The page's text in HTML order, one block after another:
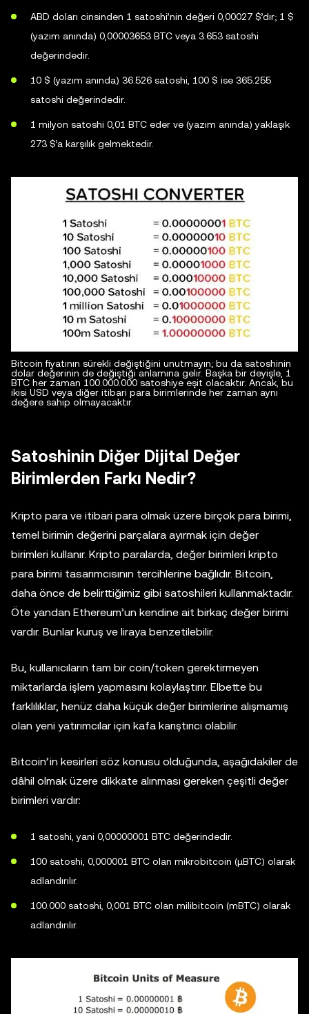
ABD doları cinsinden 1 satoshi’nin değeri 0,00027 $’dır; 1 $
(yazım anında) 0,00003653 BTC veya 3.653 satoshi
değerindedir.
10 $ (yazım anında) 36.526 satoshi, 100 $ ise 365.255
satoshi değerindedir.
1 milyon satoshi 0,01 BTC eder ve (yazım anında) yaklaşık
273 $’a karşılık gelmektedir.
Bitcoin fiyatının sürekli değiştiğini unutmayın; bu da satoshinin
dolar değerinin de değiştiği anlamına gelir. Başka bir deyişle, 1
BTC her zaman 100.000.000 satoshiye eşit olacaktır. Ancak, bu
ikisi USD veya diğer itibari para birimlerinde her zaman aynı
değere sahip olmayacaktır.
Satoshinin Diğer Dijital Değer
Birimlerden Farkı Nedir?
Kripto para ve itibari para olmak üzere birçok para birimi,
temel birimin değerini parçalara ayırmak için değer
birimleri kullanır. Kripto paralarda, değer birimleri kripto
para birimi tasarımcısının tercihlerine bağlıdır. Bitcoin,
daha önce de belirttiğimiz gibi satoshileri kullanmaktadır.
Öte yandan Ethereum’un kendine ait birkaç değer birimi
vardır. Bunlar kuruş ve liraya benzetilebilir.
Bu, kullanıcıların tam bir coin/token gerektirmeyen
miktarlarda işlem yapmasını kolaylaştırır. Elbette bu
farklılıklar, henüz daha küçük değer birimlerine alışmamış
olan yeni yatırımcılar için kafa karıştırıcı olabilir.
Bitcoin’in kesirleri söz konusu olduğunda, aşağıdakiler de
dâhil olmak üzere dikkate alınması gereken çeşitli değer
birimleri vardır:
1 satoshi, yani 0,00000001 BTC değerindedir.
100 satoshi, 0,000001 BTC olan mikrobitcoin (µBTC) olarak
adlandırılır.
100.000 satoshi, 0,001 BTC olan milibitcoin (mBTC) olarak
adlandırılır.